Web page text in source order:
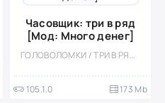
Часовщик: три в ряд
[Мод: Много денег]
ГОЛОВОЛОМКИ / ТРИ В РЯД / ОДНОПОЛЬЗОВАТЕЛЬСКИЕ / КАЗУАЛЬНЫЕ / МОД / ДЛЯ ДЕТЕЙ / ДЕВОЧКАМ / ФЭНТЕЗИ / ВСТРОЕННЫЙ КЕШ / МАЛЕНЬКАЯ
105.1.0 173 Mb